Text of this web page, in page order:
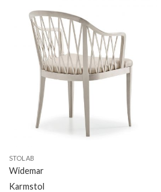
STOLAB
Widemar
Karmstol